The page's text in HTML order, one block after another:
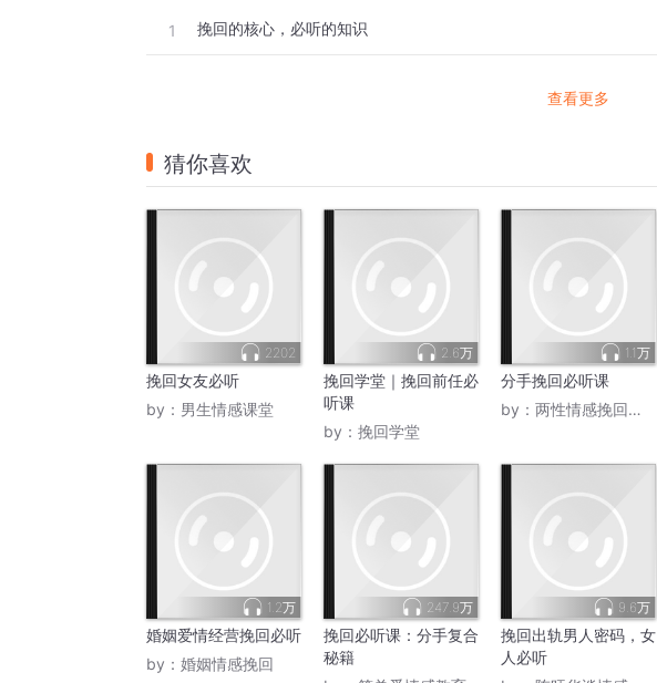
1 挽回的核心，必听的知识
查看更多
猜你喜欢
2202
挽回女友必听
by： 男生情感课堂
2.6万
挽回学堂｜挽回前任必
听课
by： 挽回学堂
1.1万
分手挽回必听课
by： 两性情感挽回课堂
1.2万
婚姻爱情经营挽回必听
by： 婚姻情感挽回
247.9万
挽回必听课：分手复合
秘籍
9.6万
挽回出轨男人密码，女
人必听